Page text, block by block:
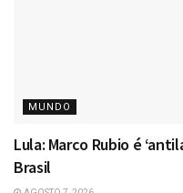
MUNDO
Lula: Marco Rubio é
Brasil